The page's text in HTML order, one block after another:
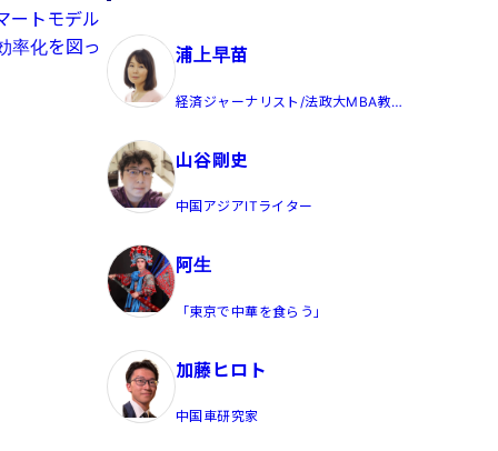
ートモデル
率化を図っ
浦上早苗
経済ジャーナリスト/法政大MBA教
山谷剛史
中国アジアITライター
阿生
「東京で中華を食らう」
加藤ヒロト
中国車研究家